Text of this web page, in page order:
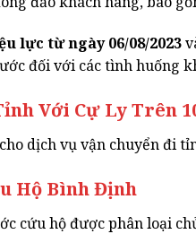
lực từ ngày 06/08/2023
đối với các tình huống
Với Cự Ly Trên
dịch vụ vận chuyển đi
Hộ Bình Định
cứu hộ được phân loại